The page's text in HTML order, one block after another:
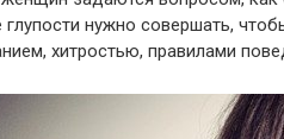
нужно совершать,
хитростью, правилами